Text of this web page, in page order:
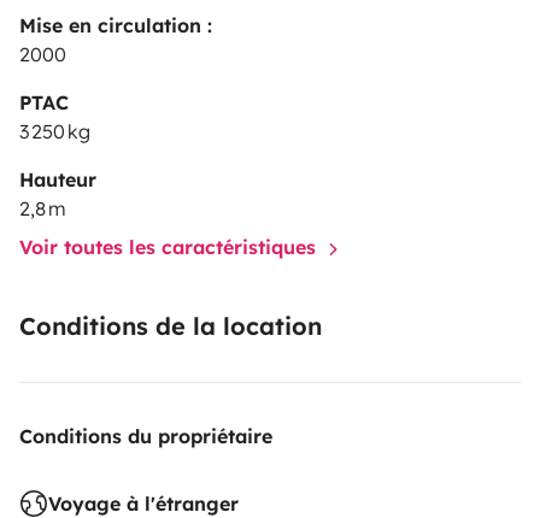
Mise en circulation :
2000
PTAC
3 250 kg
Hauteur
2,8 m
Voir toutes les caractéristiques
Conditions de la location
Conditions du propriétaire
Voyage à l'étranger